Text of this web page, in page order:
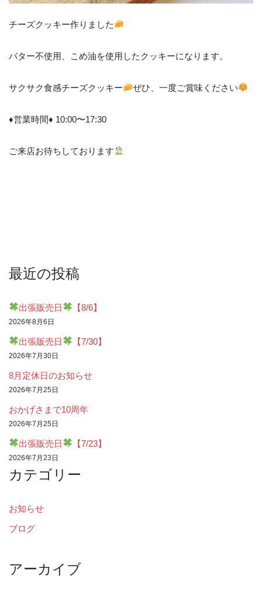
チーズクッキー作りました
バター不使用、こめ油を使用したクッキーになります。
サクサク食感チーズクッキー ぜひ、一度ご賞味ください
♦︎営業時間♦︎ 10:00〜17:30
ご来店お待ちしております
最近の投稿
出張販売日 【8/6】
2026年8月6日
出張販売日 【7/30】
2026年7月30日
8月定休日のお知らせ
2026年7月25日
おかげさまで10周年
2026年7月25日
出張販売日 【7/23】
2026年7月23日
カテゴリー
お知らせ
ブログ
アーカイブ